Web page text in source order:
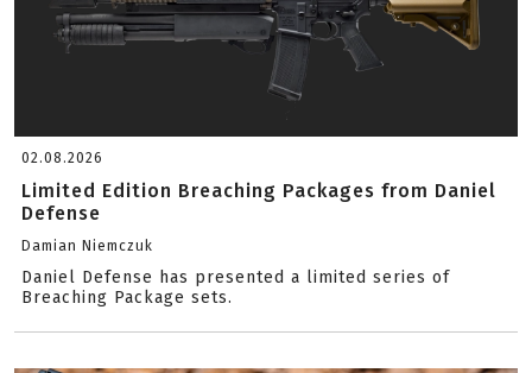
02.08.2026
Limited Edition Breaching Packages from Daniel
Defense
Damian Niemczuk
Daniel Defense has presented a limited series of
Breaching Package sets.